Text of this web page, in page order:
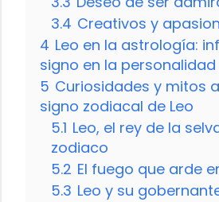
3.4 Creativos y
4 Leo en la astrología:
signo en la
5 Curiosidades y mitos
signo zodiacal de Leo
5.1 Leo, el rey de la
zodiaco
5.2 El fuego que arde
5.3 Leo y su